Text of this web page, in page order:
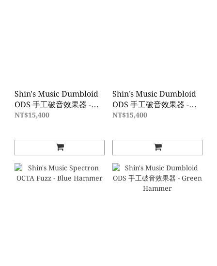
Shin's Music Dumbloid
ODS 手工破音效果器 -
Black Western
NT$15,400
Shin's Music Dumbloid
ODS 手工破音效果器 -
Green Suede
NT$15,400